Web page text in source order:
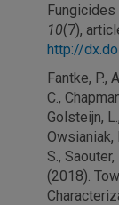
10(7),
http://
Fantke, P.,
C.,
Golsteijn,
Owsianiak,
S., Saouter,
(2018).